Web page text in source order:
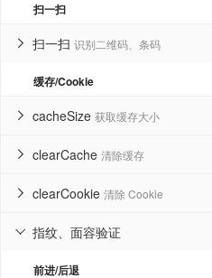
扫一扫
扫一扫 识别二维码、条码

缓存/Cookie
cacheSize 获取缓存大小

clearCache 清除缓存

clearCookie 清除 Cookie

指纹、面容验证

前进/后退